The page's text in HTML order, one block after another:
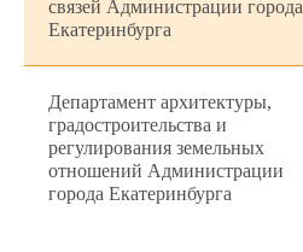
связей Администрации города
Екатеринбурга
Департамент архитектуры,
градостроительства и
регулирования земельных
отношений Администрации
города Екатеринбурга